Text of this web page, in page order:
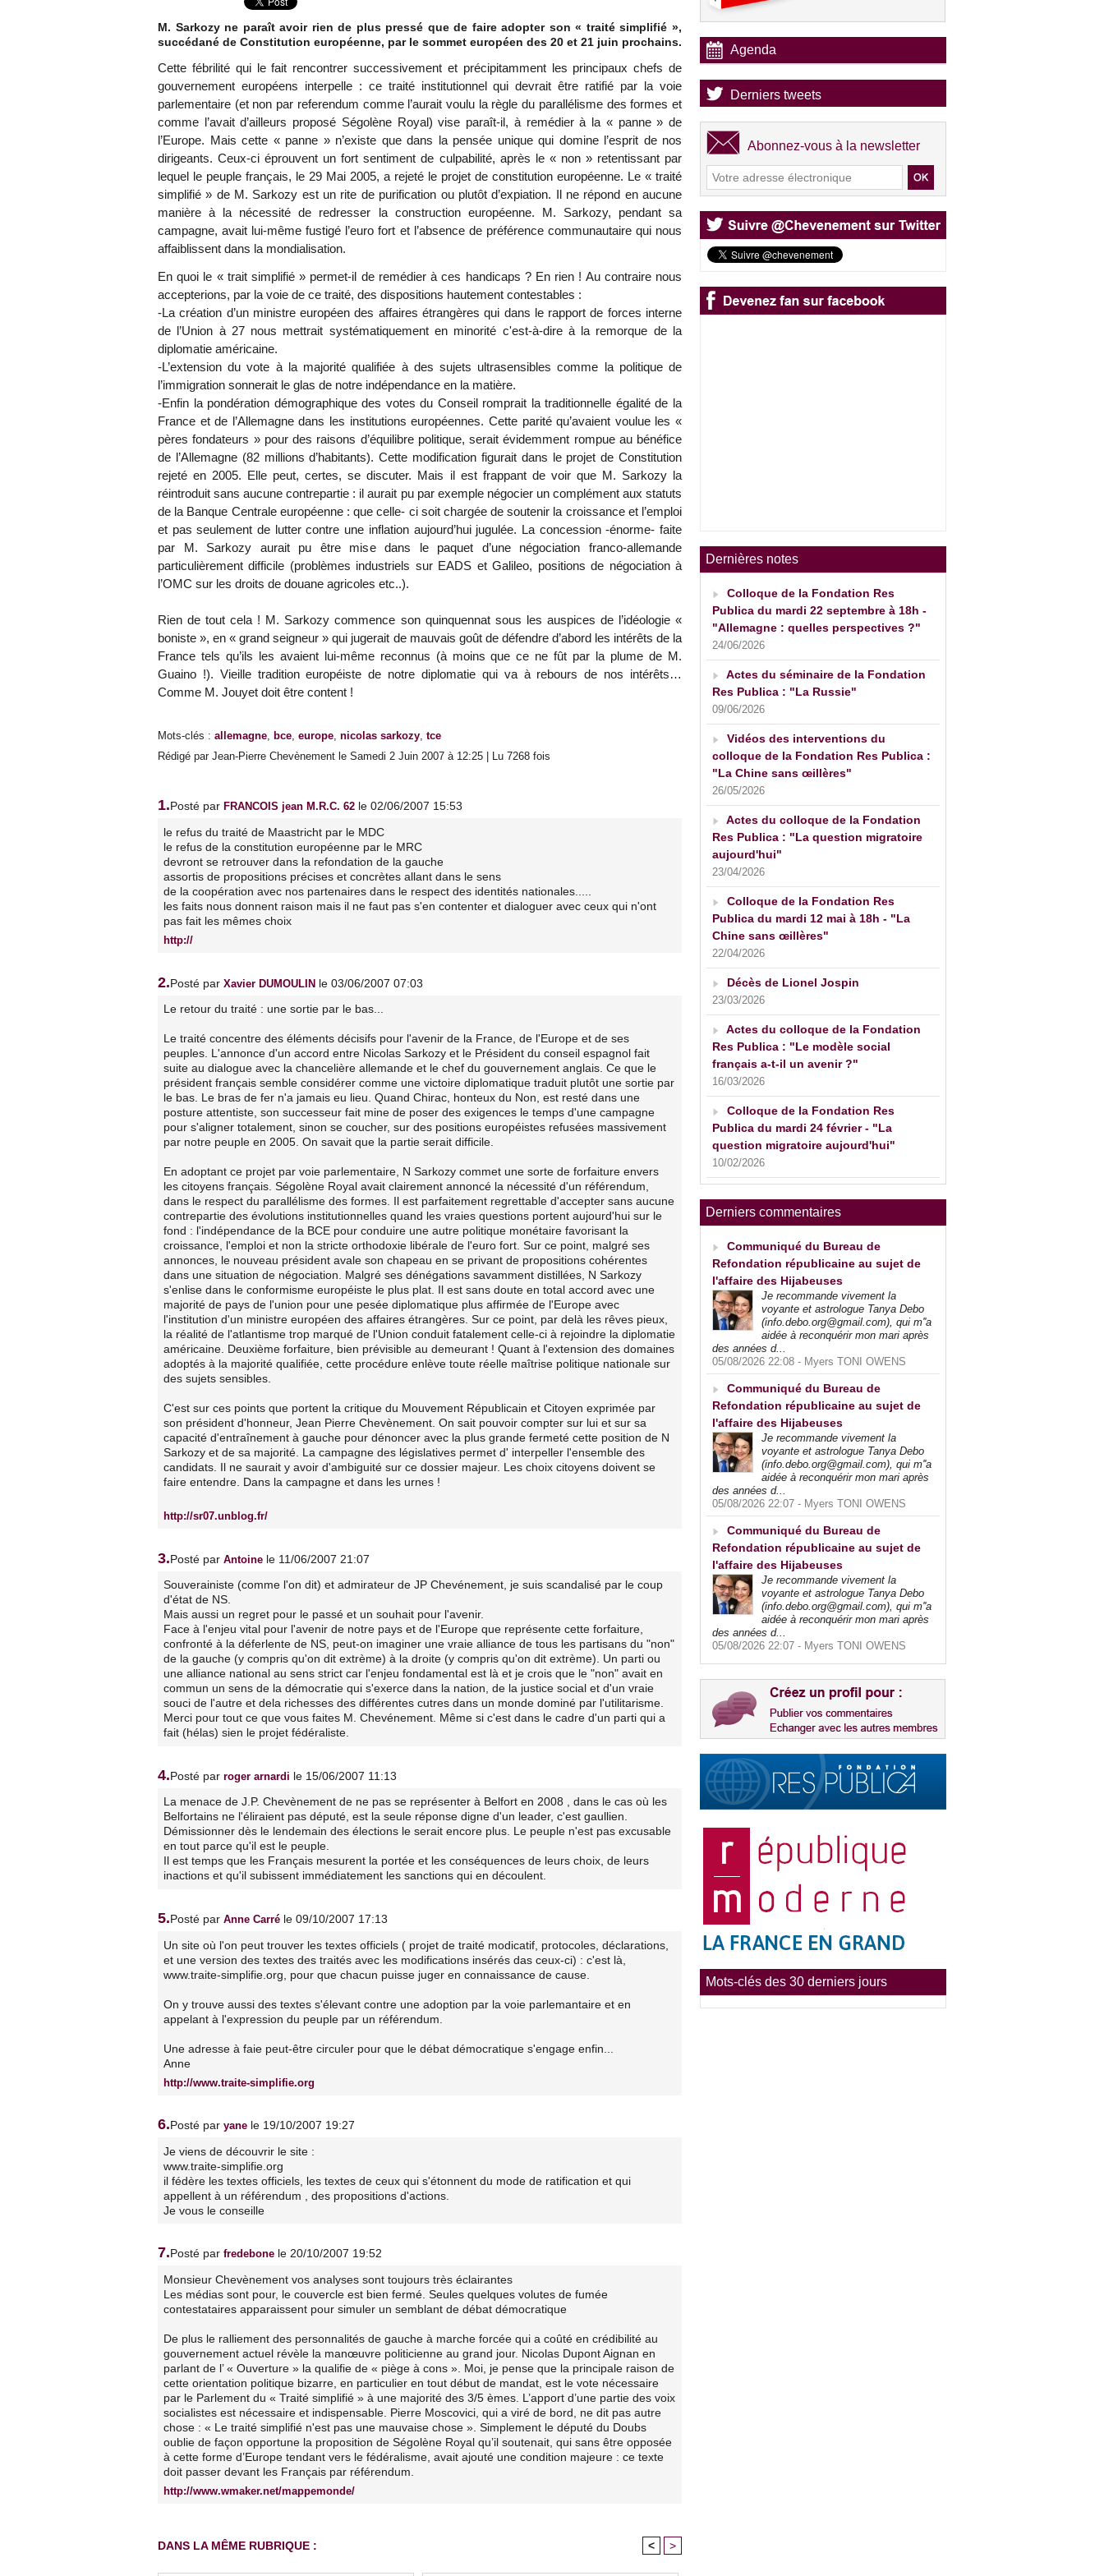
M. Sarkozy ne paraît avoir rien de plus pressé que de faire adopter son « traité simplifié »,
succédané de Constitution européenne, par le sommet européen des 20 et 21 juin prochains.
Cette fébrilité qui le fait rencontrer successivement et précipitamment les principaux chefs de
gouvernement européens interpelle : ce traité institutionnel qui devrait être ratifié par la voie
parlementaire (et non par referendum comme l’aurait voulu la règle du parallélisme des formes et
comme l’avait d’ailleurs proposé Ségolène Royal) vise paraît-il, à remédier à la « panne » de
l’Europe. Mais cette « panne » n’existe que dans la pensée unique qui domine l’esprit de nos
dirigeants. Ceux-ci éprouvent un fort sentiment de culpabilité, après le « non » retentissant par
lequel le peuple français, le 29 Mai 2005, a rejeté le projet de constitution européenne. Le « traité
simplifié » de M. Sarkozy est un rite de purification ou plutôt d’expiation. Il ne répond en aucune
manière à la nécessité de redresser la construction européenne. M. Sarkozy, pendant sa
campagne, avait lui-même fustigé l’euro fort et l’absence de préférence communautaire qui nous
affaiblissent dans la mondialisation.
En quoi le « trait simplifié » permet-il de remédier à ces handicaps ? En rien ! Au contraire nous
accepterions, par la voie de ce traité, des dispositions hautement contestables :
-La création d’un ministre européen des affaires étrangères qui dans le rapport de forces interne
de l’Union à 27 nous mettrait systématiquement en minorité c'est-à-dire à la remorque de la
diplomatie américaine.
-L’extension du vote à la majorité qualifiée à des sujets ultrasensibles comme la politique de
l’immigration sonnerait le glas de notre indépendance en la matière.
-Enfin la pondération démographique des votes du Conseil romprait la traditionnelle égalité de la
France et de l’Allemagne dans les institutions européennes. Cette parité qu’avaient voulue les «
pères fondateurs » pour des raisons d’équilibre politique, serait évidemment rompue au bénéfice
de l’Allemagne (82 millions d’habitants). Cette modification figurait dans le projet de Constitution
rejeté en 2005. Elle peut, certes, se discuter. Mais il est frappant de voir que M. Sarkozy la
réintroduit sans aucune contrepartie : il aurait pu par exemple négocier un complément aux statuts
de la Banque Centrale européenne : que celle- ci soit chargée de soutenir la croissance et l’emploi
et pas seulement de lutter contre une inflation aujourd’hui jugulée. La concession -énorme- faite
par M. Sarkozy aurait pu être mise dans le paquet d’une négociation franco-allemande
particulièrement difficile (problèmes industriels sur EADS et Galileo, positions de négociation à
l’OMC sur les droits de douane agricoles etc..).
Rien de tout cela ! M. Sarkozy commence son quinquennat sous les auspices de l’idéologie «
boniste », en « grand seigneur » qui jugerait de mauvais goût de défendre d’abord les intérêts de la
France tels qu’ils les avaient lui-même reconnus (à moins que ce ne fût par la plume de M.
Guaino !). Vieille tradition européiste de notre diplomatie qui va à rebours de nos intérêts…
Comme M. Jouyet doit être content !
Mots-clés : allemagne, bce, europe, nicolas sarkozy, tce
Rédigé par Jean-Pierre Chevènement le Samedi 2 Juin 2007 à 12:25 | Lu 7268 fois
1.Posté par FRANCOIS jean M.R.C. 62 le 02/06/2007 15:53
le refus du traité de Maastricht par le MDC
le refus de la constitution européenne par le MRC
devront se retrouver dans la refondation de la gauche
assortis de propositions précises et concrètes allant dans le sens
de la coopération avec nos partenaires dans le respect des identités nationales.....
les faits nous donnent raison mais il ne faut pas s'en contenter et dialoguer avec ceux qui n'ont
pas fait les mêmes choix
http://
2.Posté par Xavier DUMOULIN le 03/06/2007 07:03
Le retour du traité : une sortie par le bas...
Le traité concentre des éléments décisifs pour l'avenir de la France, de l'Europe et de ses
peuples. L'annonce d'un accord entre Nicolas Sarkozy et le Président du conseil espagnol fait
suite au dialogue avec la chancelière allemande et le chef du gouvernement anglais. Ce que le
président français semble considérer comme une victoire diplomatique traduit plutôt une sortie par
le bas. Le bras de fer n'a jamais eu lieu. Quand Chirac, honteux du Non, est resté dans une
posture attentiste, son successeur fait mine de poser des exigences le temps d'une campagne
pour s'aligner totalement, sinon se coucher, sur des positions européistes refusées massivement
par notre peuple en 2005. On savait que la partie serait difficile.
En adoptant ce projet par voie parlementaire, N Sarkozy commet une sorte de forfaiture envers
les citoyens français. Ségolène Royal avait clairement annoncé la nécessité d'un référendum,
dans le respect du parallélisme des formes. Il est parfaitement regrettable d'accepter sans aucune
contrepartie des évolutions institutionnelles quand les vraies questions portent aujourd'hui sur le
fond : l'indépendance de la BCE pour conduire une autre politique monétaire favorisant la
croissance, l'emploi et non la stricte orthodoxie libérale de l'euro fort. Sur ce point, malgré ses
annonces, le nouveau président avale son chapeau en se privant de propositions cohérentes
dans une situation de négociation. Malgré ses dénégations savamment distillées, N Sarkozy
s'enlise dans le conformisme européiste le plus plat. Il est sans doute en total accord avec une
majorité de pays de l'union pour une pesée diplomatique plus affirmée de l'Europe avec
l'institution d'un ministre européen des affaires étrangères. Sur ce point, par delà les rêves pieux,
la réalité de l'atlantisme trop marqué de l'Union conduit fatalement celle-ci à rejoindre la diplomatie
américaine. Deuxième forfaiture, bien prévisible au demeurant ! Quant à l'extension des domaines
adoptés à la majorité qualifiée, cette procédure enlève toute réelle maîtrise politique nationale sur
des sujets sensibles.
C'est sur ces points que portent la critique du Mouvement Républicain et Citoyen exprimée par
son président d'honneur, Jean Pierre Chevènement. On sait pouvoir compter sur lui et sur sa
capacité d'entraînement à gauche pour dénoncer avec la plus grande fermeté cette position de N
Sarkozy et de sa majorité. La campagne des législatives permet d' interpeller l'ensemble des
candidats. Il ne saurait y avoir d'ambiguité sur ce dossier majeur. Les choix citoyens doivent se
faire entendre. Dans la campagne et dans les urnes !
http://sr07.unblog.fr/
3.Posté par Antoine le 11/06/2007 21:07
Souverainiste (comme l'on dit) et admirateur de JP Chevénement, je suis scandalisé par le coup
d'état de NS.
Mais aussi un regret pour le passé et un souhait pour l'avenir.
Face à l'enjeu vital pour l'avenir de notre pays et de l'Europe que représente cette forfaiture,
confronté à la déferlente de NS, peut-on imaginer une vraie alliance de tous les partisans du "non"
de la gauche (y compris qu'on dit extrème) à la droite (y compris qu'on dit extrème). Un parti ou
une alliance national au sens strict car l'enjeu fondamental est là et je crois que le "non" avait en
commun un sens de la démocratie qui s'exerce dans la nation, de la justice social et d'un vraie
souci de l'autre et dela richesses des différentes cutres dans un monde dominé par l'utilitarisme.
Merci pour tout ce que vous faites M. Chevénement. Même si c'est dans le cadre d'un parti qui a
fait (hélas) sien le projet fédéraliste.
4.Posté par roger arnardi le 15/06/2007 11:13
La menace de J.P. Chevènement de ne pas se représenter à Belfort en 2008 , dans le cas où les
Belfortains ne l'éliraient pas député, est la seule réponse digne d'un leader, c'est gaullien.
Démissionner dès le lendemain des élections le serait encore plus. Le peuple n'est pas excusable
en tout parce qu'il est le peuple.
Il est temps que les Français mesurent la portée et les conséquences de leurs choix, de leurs
inactions et qu'il subissent immédiatement les sanctions qui en découlent.
5.Posté par Anne Carré le 09/10/2007 17:13
Un site où l'on peut trouver les textes officiels ( projet de traité modicatif, protocoles, déclarations,
et une version des textes des traités avec les modifications insérés das ceux-ci) : c'est là,
www.traite-simplifie.org, pour que chacun puisse juger en connaissance de cause.
On y trouve aussi des textes s'élevant contre une adoption par la voie parlemantaire et en
appelant à l'expression du peuple par un référendum.
Une adresse à faie peut-être circuler pour que le débat démocratique s'engage enfin...
Anne
http://www.traite-simplifie.org
6.Posté par yane le 19/10/2007 19:27
Je viens de découvrir le site :
www.traite-simplifie.org
il fédère les textes officiels, les textes de ceux qui s'étonnent du mode de ratification et qui
appellent à un référendum , des propositions d'actions.
Je vous le conseille
7.Posté par fredebone le 20/10/2007 19:52
Monsieur Chevènement vos analyses sont toujours très éclairantes
Les médias sont pour, le couvercle est bien fermé. Seules quelques volutes de fumée
contestataires apparaissent pour simuler un semblant de débat démocratique
De plus le ralliement des personnalités de gauche à marche forcée qui a coûté en crédibilité au
gouvernement actuel révèle la manœuvre politicienne au grand jour. Nicolas Dupont Aignan en
parlant de l’ « Ouverture » la qualifie de « piège à cons ». Moi, je pense que la principale raison de
cette orientation politique bizarre, en particulier en tout début de mandat, est le vote nécessaire
par le Parlement du « Traité simplifié » à une majorité des 3/5 èmes. L’apport d’une partie des voix
socialistes est nécessaire et indispensable. Pierre Moscovici, qui a viré de bord, ne dit pas autre
chose : « Le traité simplifié n'est pas une mauvaise chose ». Simplement le député du Doubs
oublie de façon opportune la proposition de Ségolène Royal qu’il soutenait, qui sans être opposée
à cette forme d’Europe tendant vers le fédéralisme, avait ajouté une condition majeure : ce texte
doit passer devant les Français par référendum.
http://www.wmaker.net/mappemonde/
DANS LA MÊME RUBRIQUE : < >
Agenda
Derniers tweets
Abonnez-vous à la newsletter
Dernières notes
Colloque de la Fondation Res
Publica du mardi 22 septembre à 18h -
"Allemagne : quelles perspectives ?"
24/06/2026
Actes du séminaire de la Fondation
Res Publica : "La Russie"
09/06/2026
Vidéos des interventions du
colloque de la Fondation Res Publica :
"La Chine sans œillères"
26/05/2026
Actes du colloque de la Fondation
Res Publica : "La question migratoire
aujourd'hui"
23/04/2026
Colloque de la Fondation Res
Publica du mardi 12 mai à 18h - "La
Chine sans œillères"
22/04/2026
Décès de Lionel Jospin
23/03/2026
Actes du colloque de la Fondation
Res Publica : "Le modèle social
français a-t-il un avenir ?"
16/03/2026
Colloque de la Fondation Res
Publica du mardi 24 février - "La
question migratoire aujourd'hui"
10/02/2026
Derniers commentaires
Communiqué du Bureau de
Refondation républicaine au sujet de
l'affaire des Hijabeuses
Je recommande vivement la
voyante et astrologue Tanya Debo
(info.debo.org@gmail.com), qui m''a
aidée à reconquérir mon mari après
des années d...
05/08/2026 22:08 - Myers TONI OWENS
Communiqué du Bureau de
Refondation républicaine au sujet de
l'affaire des Hijabeuses
Je recommande vivement la
voyante et astrologue Tanya Debo
(info.debo.org@gmail.com), qui m''a
aidée à reconquérir mon mari après
des années d...
05/08/2026 22:07 - Myers TONI OWENS
Communiqué du Bureau de
Refondation républicaine au sujet de
l'affaire des Hijabeuses
Je recommande vivement la
voyante et astrologue Tanya Debo
(info.debo.org@gmail.com), qui m''a
aidée à reconquérir mon mari après
des années d...
05/08/2026 22:07 - Myers TONI OWENS
Mots-clés des 30 derniers jours